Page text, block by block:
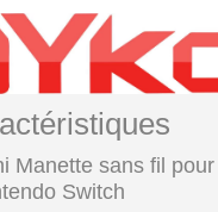
Manette sans fil pour
Switch